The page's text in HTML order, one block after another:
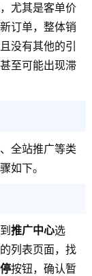
尤其是客单价
订单，整体销
没有其他的引
至可能出现滞
全站推广等类
如下。
推广中心选
列表页面，找
按钮，确认暂